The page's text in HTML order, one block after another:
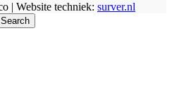
| Website techniek: surver.nl
Search